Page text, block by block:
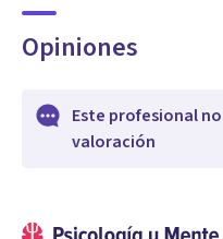
Opiniones
Este profesional
valoración